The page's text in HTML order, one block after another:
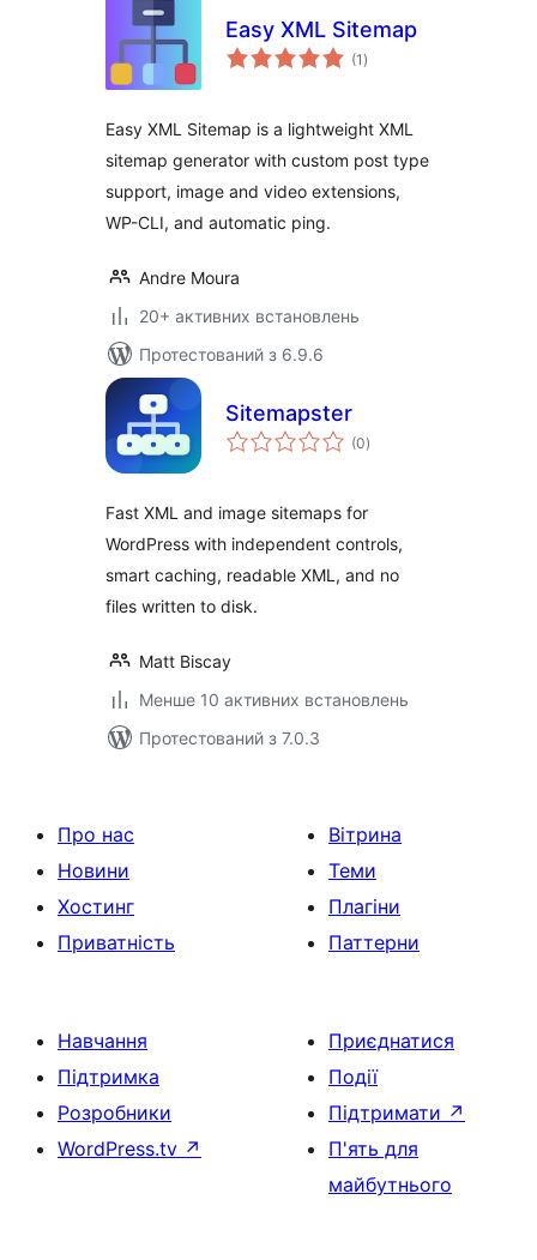
Easy XML Sitemap
(1 загальний
рейтинг
)
Easy XML Sitemap is a lightweight XML
sitemap generator with custom post type
support, image and video extensions,
WP-CLI, and automatic ping.
Andre Moura
20+ активних встановлень
Протестований з 6.9.6
Sitemapster
(0загальний
рейтинг
)
Fast XML and image sitemaps for
WordPress with independent controls,
smart caching, readable XML, and no
files written to disk.
Matt Biscay
Менше 10 активних встановлень
Протестований з 7.0.3
Про нас
Новини
Хостинг
Приватність
Вітрина
Теми
Плагіни
Паттерни
Навчання
Підтримка
Розробники
WordPress.tv ↗
Приєднатися
Події
Підтримати ↗
П'ять для
майбутнього